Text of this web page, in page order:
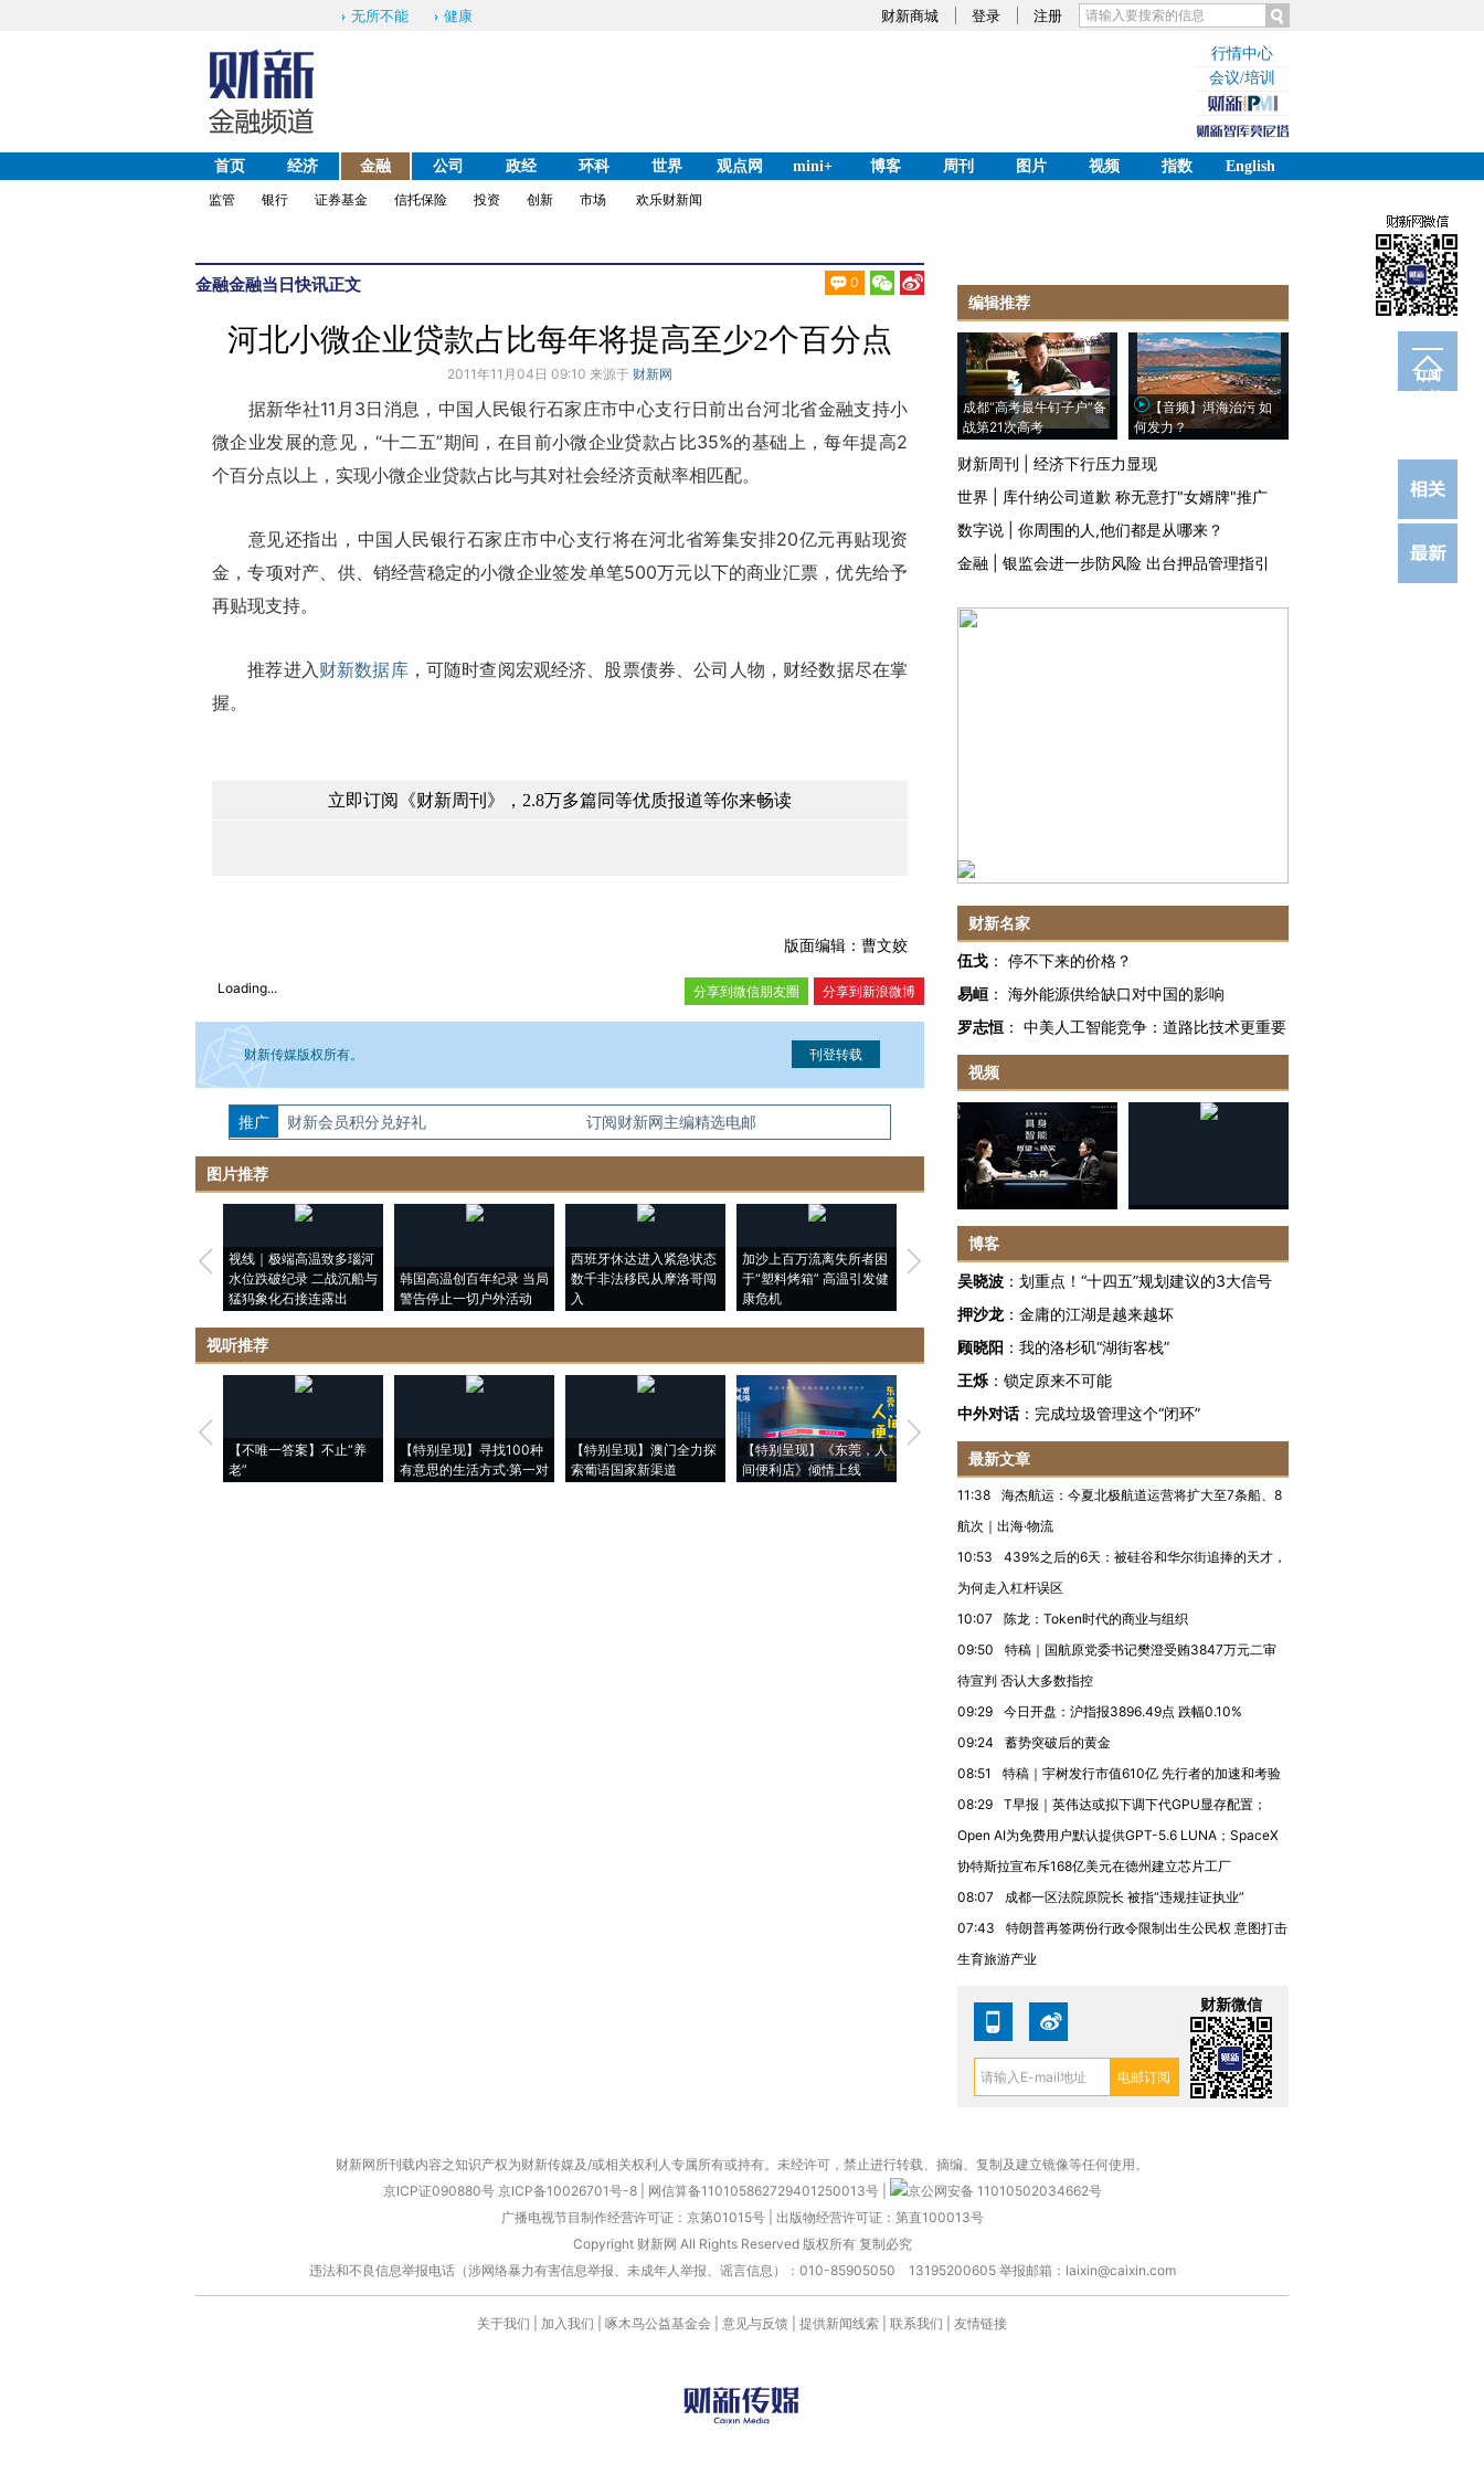
财新商城 登录 注册
无所不能 健康
行情中心
会议/培训
首页 经济 金融 公司 政经 环科 世界 观点网 mini+ 博客 周刊 图片 视频 指数
English
监管
银行 证券基金 信托保险 投资 创新 市场 欢乐财新闻
金融金融当日快讯正文 0
订阅
电邮
河北小微企业贷款占比每年将提高至少2个百分点
2011年11月04日 09:10 来源于 财新网
据新华社11月3日消息，中国人民银行石家庄市中心支行日前出台河北省金融支持小
微企业发展的意见，“十二五”期间，在目前小微企业贷款占比35%的基础上，每年提高2
个百分点以上，实现小微企业贷款占比与其对社会经济贡献率相匹配。
意见还指出，中国人民银行石家庄市中心支行将在河北省筹集安排20亿元再贴现资
金，专项对产、供、销经营稳定的小微企业签发单笔500万元以下的商业汇票，优先给予
再贴现支持。
推荐进入财新数据库，可随时查阅宏观经济、股票债券、公司人物，财经数据尽在掌
握。
立即订阅《财新周刊》，2.8万多篇同等优质报道等你来畅读
版面编辑：曹文姣
Loading... 分享到新浪微博
分享到微信朋友圈
财新传媒版权所有。
如需刊登转载请点击右侧按钮，提交相关信息。经确认即可刊登转载。
推广 财新会员积分兑好礼 订阅财新网主编精选电邮
图片推荐
视线｜极端高温致多瑙河
水位跌破纪录 二战沉船与
猛犸象化石接连露出
韩国高温创百年纪录 当局
警告停止一切户外活动
西班牙休达进入紧急状态
数千非法移民从摩洛哥闯
入
加沙上百万流离失所者困
于“塑料烤箱” 高温引发健
康危机
视线｜HYROX的吸金
术：是什么让中产们甘
马航飞行员跨国走私7万
粒摇头丸 尿检体内含3种
视线｜被称为“蟑螂”的印
度Z世代 用街头抗争将教
视听推荐
【不唯一答案】不止“养
老”
【特别呈现】寻找100种
有意思的生活方式·第一对
【特别呈现】澳门全力探
索葡语国家新渠道
【特别呈现】《东莞，人
间便利店》倾情上线
【推广】走进第四届链博
会，让数智科技“链”接产
编辑推荐
成都“高考最牛钉子户”备
战第21次高考
【音频】洱海治污 如
何发力？
财新周刊
经济下行压力显现
世界
库什纳公司道歉 称无意打"女婿牌"推广
数字说
你周围的人,他们都是从哪来？
金融
银监会进一步防风险 出台押品管理指引
财新名家
伍戈 ： 停不下来的价格？
易峘 ： 海外能源供给缺口对中国的影响
罗志恒 ： 中美人工智能竞争：道路比技术更重要
视频
博客
吴晓波 ： 划重点！“十四五”规划建议的3大信号
押沙龙 ： 金庸的江湖是越来越坏
顾晓阳 ： 我的洛杉矶“湖街客栈”
王烁 ： 锁定原来不可能
中外对话： 完成垃圾管理这个“闭环”
最新文章
11:38
海杰航运：今夏北极航道运营将扩大至7条船、8
航次｜出海·物流
10:53
439%之后的6天：被硅谷和华尔街追捧的天才，
为何走入杠杆误区
10:07
陈龙：Token时代的商业与组织
09:50
特稿｜国航原党委书记樊澄受贿3847万元二审
待宣判 否认大多数指控
09:29
今日开盘：沪指报3896.49点 跌幅0.10%
09:24
蓄势突破后的黄金
08:51
特稿｜宇树发行市值610亿 先行者的加速和考验
08:29
T早报｜英伟达或拟下调下代GPU显存配置；
Open AI为免费用户默认提供GPT-5.6 LUNA；SpaceX
协特斯拉宣布斥168亿美元在德州建立芯片工厂
08:07
成都一区法院原院长 被指“违规挂证执业”
07:43
特朗普再签两份行政令限制出生公民权 意图打击
生育旅游产业
财新微信
财新网所刊载内容之知识产权为财新传媒及/或相关权利人专属所有或持有。未经许可，禁止进行转载、摘编、复制及建立镜像等任何使用。
京ICP证090880号 京ICP备10026701号-8 网信算备110105862729401250013号
京公网安备 11010502034662号
广播电视节目制作经营许可证：京第01015号| 出版物经营许可证：第直100013号
Copyright 财新网 All Rights Reserved 版权所有 复制必究
违法和不良信息举报电话（涉网络暴力有害信息举报、未成年人举报、谣言信息）：010-85905050 13195200605 举报邮箱：laixin@caixin.com
关于我们 加入我们 啄木鸟公益基金会 意见与反馈 提供新闻线索 联系我们 友情链接